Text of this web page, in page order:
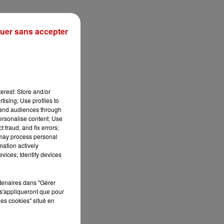
Cancer
Balance
Store and/or
Use profiles to
audiences through
content; Use
fraud, and fix errors;
process personal
actively
Identify devices
dans "Gérer
que pour
cookies" situé en
sans accepter